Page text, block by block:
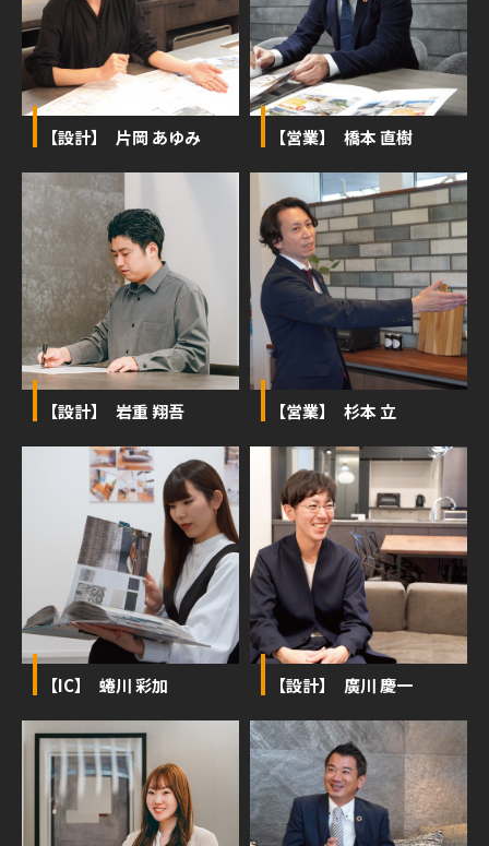
【設計】 片岡 あゆみ 【営業】 橋本 直樹
【設計】 岩重 翔吾 【営業】 杉本 立
【IC】 蜷川 彩加 【設計】 廣川 慶一